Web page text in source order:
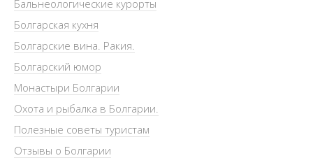
Бальнеологические курорты
Болгарская кухня
Болгарские вина. Ракия.
Болгарский юмор
Монастыри Болгарии
Охота и рыбалка в Болгарии.
Полезные советы туристам
Отзывы о Болгарии